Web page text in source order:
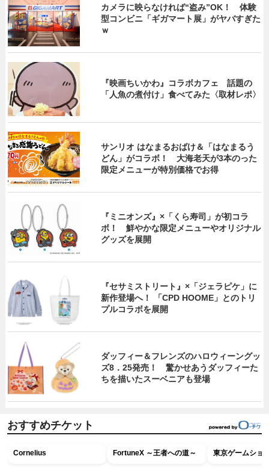
カメラに映らなければ“盗み”OK！ 体験
型コンビニ「ギガマート展」がヤバすぎた
ｗ
『映画ちいかわ』コラボカフェ 話題の
「人魚の煮付け」食べてみた〈取材レポ〉
サンリオ はなまるおばけ＆「はなまるう
どん」がコラボ！ 大海老天が3本のった
限定メニューが特別価格でお得
『ミニオンズ』×「くら寿司」が初コラ
ボ！ 鮮やかな限定メニューやオリジナル
グッズを展開
『セサミストリート』×「ジェラピケ」に
新作登場へ！ 「CPD HOOME」とのトリ
プルコラボを展開
ダッフィー＆フレンズのハロウィーングッ
ズ8．25発売！ 驚かせあうダッフィーた
ちを描いたスーベニアも登場
おすすめチケット
Cornelius FortuneX ～王者への道～ 東京ゲームショ